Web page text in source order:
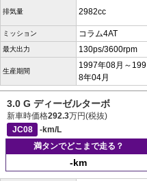
排気量 2982cc
ミッション コラム4AT
最大出力 130ps/3600rpm
生産期間
1997年08月～199
8年04月
3.0 G ディーゼルターボ
新車時価格292.3万円(税抜)
JC08
-km/L
満タンでどこまで走る？
-km